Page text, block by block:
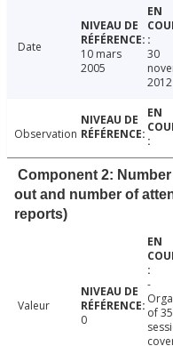
Date
10 mars
2005
30
2012
Observation
Component 2:
out and number of
reports)
Valeur
0
-
of 35